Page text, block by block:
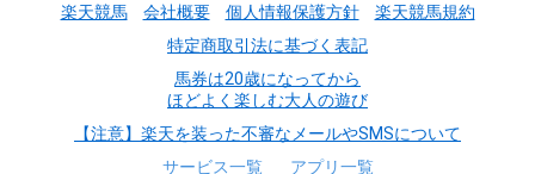
楽天競馬 会社概要 個人情報保護方針
楽天競馬規約
特定商取引法に基づく表記
馬券は20歳になってから
ほどよく楽しむ大人の遊び
【注意】楽天を装った不審なメールやSMSについて
サービス一覧
アプリ一覧